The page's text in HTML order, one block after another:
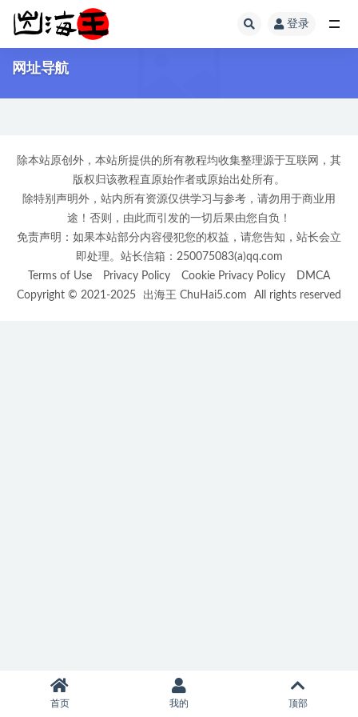
登录
网址导航
除本站原创外，本站所提供的所有教程均收集整理源于互联网，其
版权归该教程直原始作者或原始出处所有。
除特别声明外，站内所有资源仅供学习与参考，请勿用于商业用
途！否则，由此而引发的一切后果由您自负！
免责声明：如果本站部分内容侵犯您的权益，请您告知，站长会立
即处理。站长信箱：250075083(a)qq.com
Terms of Use
Privacy Policy Cookie Privacy Policy
DMCA
Copyright © 2021-2025
出海王 ChuHai5.com All rights reserved
首页 我的 顶部
全部